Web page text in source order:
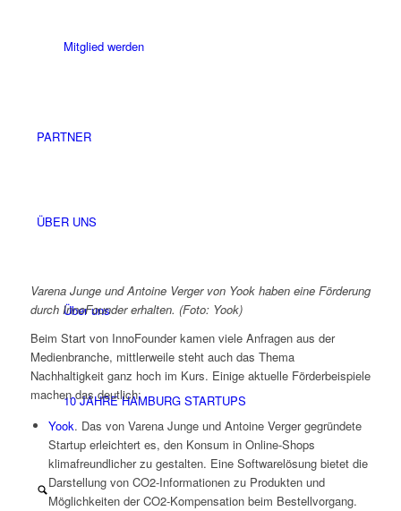
Mitglied werden
PARTNER
ÜBER UNS
Über uns
10 JAHRE HAMBURG STARTUPS
Varena Junge und Antoine Verger von Yook haben eine Förderung
durch InnoFounder erhalten. (Foto: Yook)
Beim Start von InnoFounder kamen viele Anfragen aus der
Medienbranche, mittlerweile steht auch das Thema
Nachhaltigkeit ganz hoch im Kurs. Einige aktuelle Förderbeispiele
machen das deutlich:
Yook. Das von Varena Junge und Antoine Verger gegründete
Startup erleichtert es, den Konsum in Online-Shops
klimafreundlicher zu gestalten. Eine Softwarelösung bietet die
Darstellung von CO2-Informationen zu Produkten und
Möglichkeiten der CO2-Kompensation beim Bestellvorgang.